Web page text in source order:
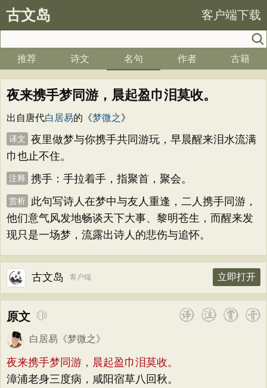
古文岛 客户端下载
推荐 诗文 名句 作者 古籍
夜来携手梦同游，晨起盈巾泪莫收。
出自唐代白居易的《梦微之》
译文
夜里做梦与你携手共同游玩，早晨醒来泪水流满
巾也止不住。
注释 携手：手拉着手，指聚首，聚会。
赏析
此句写诗人在梦中与友人重逢，二人携手同游，
他们意气风发地畅谈天下大事、黎明苍生，而醒来发
现只是一场梦，流露出诗人的悲伤与追怀。
古文岛 客户端 立即打开
原文
白居易 《梦微之》
夜来携手梦同游，晨起盈巾泪莫收。
漳浦老身三度病，咸阳宿草八回秋。